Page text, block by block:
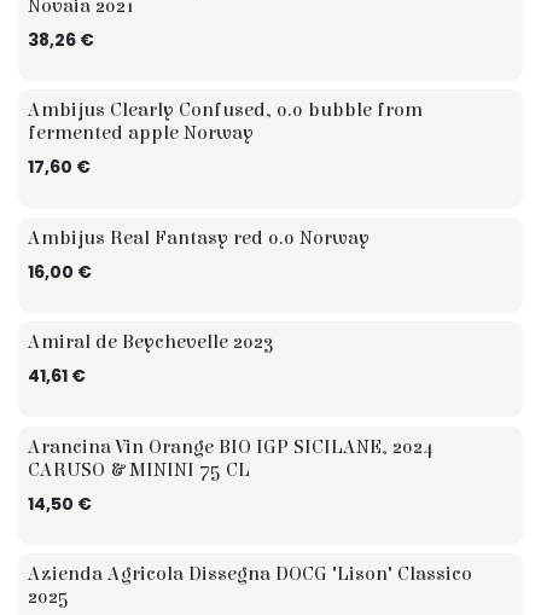
Novaia 2021
38,26 €
0.0
Ambijus Clearly Confused, 0.0 bubble from
fermented apple Norway
17,60 €
0.0
Ambijus Real Fantasy red 0.0 Norway
16,00 €
Amiral de Beychevelle 2023
41,61 €
Arancina Vin Orange BIO IGP SICILANE, 2024
CARUSO & MININI 75 CL
14,50 €
Zomer
Azienda Agricola Dissegna DOCG "Lison" Classico
2025